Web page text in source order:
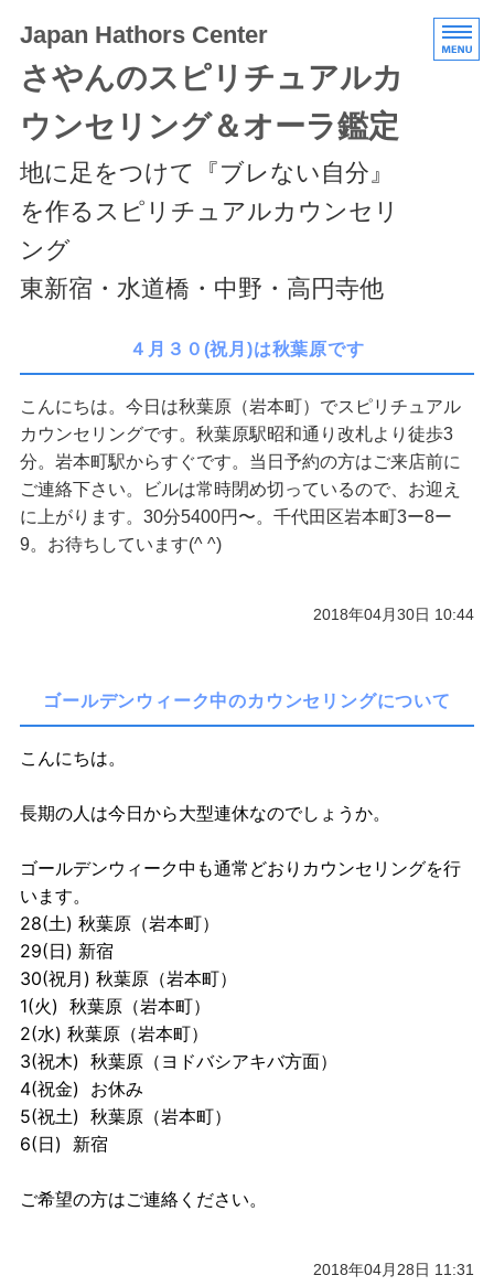
Japan Hathors Center
さやんのスピリチュアルカ
ウンセリング＆オーラ鑑定
地に足をつけて『ブレない自分』
を作るスピリチュアルカウンセリ
ング
東新宿・水道橋・中野・高円寺他
エキスパートクラス
スケジュール/アクセス
ご予約/お問い合わせ
４月３０(祝月)は秋葉原です
こんにちは。今日は秋葉原（岩本町）でスピリチュアル
カウンセリングです。秋葉原駅昭和通り改札より徒歩3
分。岩本町駅からすぐです。当日予約の方はご来店前に
ご連絡下さい。ビルは常時閉め切っているので、お迎え
に上がります。30分5400円〜。千代田区岩本町3ー8ー
9。お待ちしています(^ ^)
2018年04月30日 10:44
ゴールデンウィーク中のカウンセリングについて
こんにちは。
長期の人は今日から大型連休なのでしょうか。
ゴールデンウィーク中も通常どおりカウンセリングを行
います。
28(土) 秋葉原（岩本町）
29(日) 新宿
30(祝月) 秋葉原（岩本町）
1(火) 秋葉原（岩本町）
2(水) 秋葉原（岩本町）
3(祝木) 秋葉原（ヨドバシアキバ方面）
4(祝金) お休み
5(祝土) 秋葉原（岩本町）
6(日) 新宿
ご希望の方はご連絡ください。
2018年04月28日 11:31